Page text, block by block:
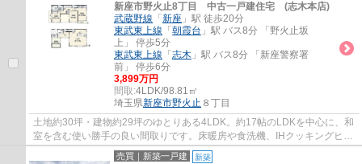
新座市野火止8丁目 中古一戸建住宅 (志木本店)
武蔵野線 「 新座 」駅 徒歩20分
東武東上線 「 朝霞台 」駅 バス8分 「野火止坂
上」 停歩5分
東武東上線 「 志木 」駅 バス8分 「新座警察署
前」 停歩6分
3,899万円
間取:4LDK/98.81㎡
埼玉県新座市野火止 ８丁目
土地約30坪・建物約29坪のゆとりある4LDK。約17帖のLDKを中心に、和
室を含む使い勝手の良い間取りです。床暖房や食洗機、IHクッキングヒー
ターを備え、全居室収納付きで快適な新生活を...
売買｜新築一戸建 新築